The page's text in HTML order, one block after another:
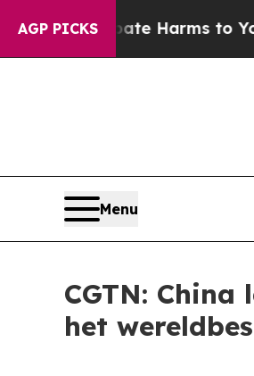
AGP PICKS
Abate Harms to Youth
Menu
CGTN:
het